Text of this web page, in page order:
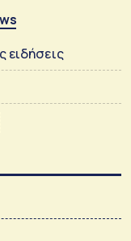
ειδήσεις